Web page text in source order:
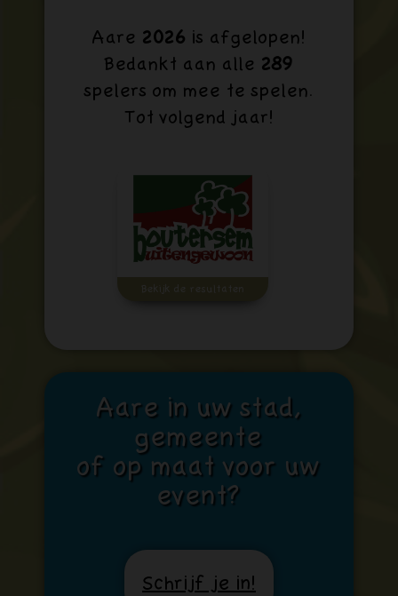
Aare 2026 is afgelopen!
Bedankt aan alle 289
spelers om mee te spelen.
Tot volgend jaar!
Aare in uw stad,
gemeente
of op maat voor uw
event?
Schrijf je in!